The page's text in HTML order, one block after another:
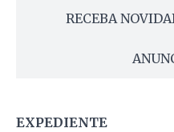
RECEBA
EXPEDIENTE